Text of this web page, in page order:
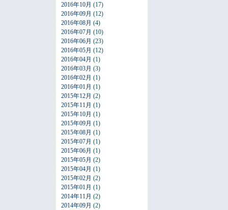
2016年10月 (17)
2016年09月 (12)
2016年08月 (4)
2016年07月 (10)
2016年06月 (23)
2016年05月 (12)
2016年04月 (1)
2016年03月 (3)
2016年02月 (1)
2016年01月 (1)
2015年12月 (2)
2015年11月 (1)
2015年10月 (1)
2015年09月 (1)
2015年08月 (1)
2015年07月 (1)
2015年06月 (1)
2015年05月 (2)
2015年04月 (1)
2015年02月 (2)
2015年01月 (1)
2014年11月 (2)
2014年09月 (2)